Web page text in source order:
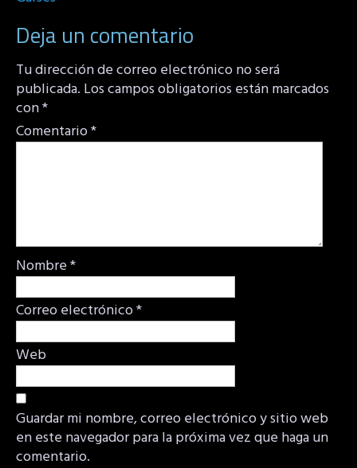
Deja un comentario
Tu dirección de correo electrónico no será
publicada. Los campos obligatorios están marcados
con*
Comentario*
Nombre*
Correo electrónico*
Web
Guardar mi nombre, correo electrónico y sitio web
en este navegador para la próxima vez que haga un
comentario.